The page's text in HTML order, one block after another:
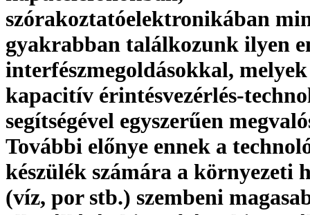
szórakoztatóelektronikában
gyakrabban találkozunk ilyen
interfészmegoldásokkal,
kapacitív érintésvezérlés-
segítségével egyszerűen
További előnye ennek a
készülék számára a környezeti
(víz, por stb.) szembeni